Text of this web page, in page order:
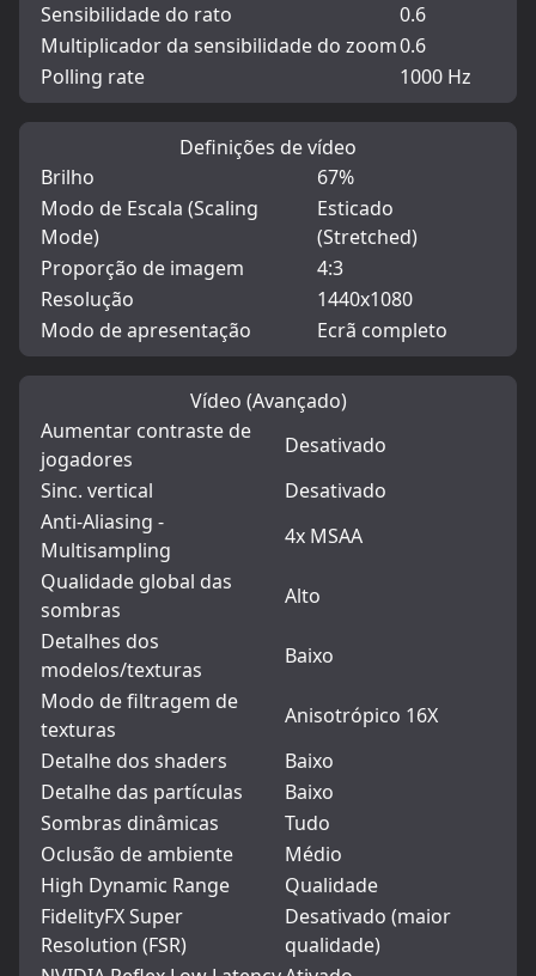
Sensibilidade do rato
0.6
Multiplicador da sensibilidade do zoom0.6
Polling rate
1000 Hz
Definições de vídeo
Brilho
67%
Modo de Escala (Scaling
Mode)
Esticado
(Stretched)
Proporção de imagem
4:3
Resolução
1440x1080
Modo de apresentação
Ecrã completo
Vídeo (Avançado)
Aumentar contraste de
jogadores
Desativado
Sinc. vertical
Desativado
Anti-Aliasing -
Multisampling
4x MSAA
Qualidade global das
sombras
Alto
Detalhes dos
modelos/texturas
Baixo
Modo de filtragem de
texturas
Anisotrópico 16X
Detalhe dos shaders
Baixo
Detalhe das partículas
Baixo
Sombras dinâmicas
Tudo
Oclusão de ambiente
Médio
High Dynamic Range
Qualidade
FidelityFX Super
Resolution (FSR)
Desativado (maior
qualidade)